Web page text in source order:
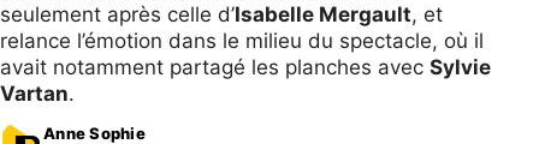
seulement après celle d’Isabelle Mergault, et
relance l’émotion dans le milieu du spectacle, où il
avait notamment partagé les planches avec Sylvie
Vartan.
Anne Sophie